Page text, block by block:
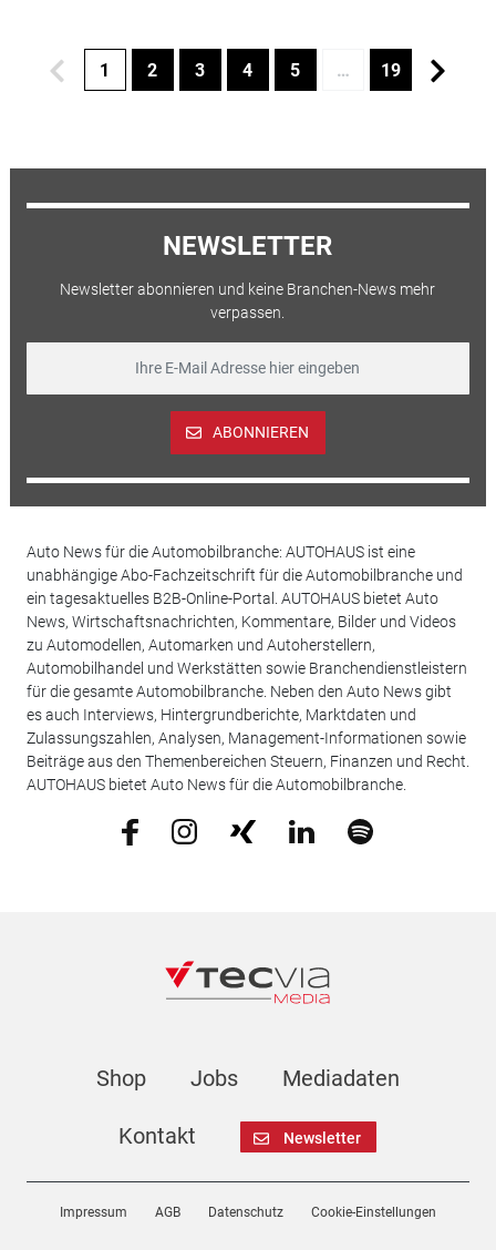
1 2 3 4 5 … 19
NEWSLETTER
Newsletter abonnieren und keine Branchen-News mehr
verpassen.
ABONNIEREN
Auto News für die Automobilbranche: AUTOHAUS ist eine
unabhängige Abo-Fachzeitschrift für die Automobilbranche und
ein tagesaktuelles B2B-Online-Portal. AUTOHAUS bietet Auto
News, Wirtschaftsnachrichten, Kommentare, Bilder und Videos
zu Automodellen, Automarken und Autoherstellern,
Automobilhandel und Werkstätten sowie Branchendienstleistern
für die gesamte Automobilbranche. Neben den Auto News gibt
es auch Interviews, Hintergrundberichte, Marktdaten und
Zulassungszahlen, Analysen, Management-Informationen sowie
Beiträge aus den Themenbereichen Steuern, Finanzen und Recht.
AUTOHAUS bietet Auto News für die Automobilbranche.
Shop Jobs Mediadaten
Kontakt Newsletter
Impressum AGB Datenschutz Cookie-Einstellungen